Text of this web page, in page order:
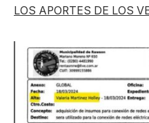
LOS APORTES DE LOS